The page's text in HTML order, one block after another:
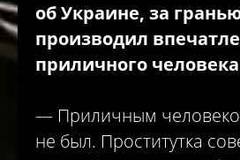
об Украине, за
производил
приличного
— Приличным
не был. Проститутка